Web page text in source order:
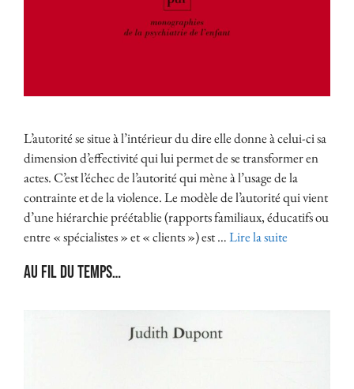
L’autorité se situe à l’intérieur du dire elle donne à celui-ci sa
dimension d’effectivité qui lui permet de se transformer en
actes. C’est l’échec de l’autorité qui mène à l’usage de la
contrainte et de la violence. Le modèle de l’autorité qui vient
d’une hiérarchie préétablie (rapports familiaux, éducatifs ou
entre « spécialistes » et « clients ») est …Lire la suite
Au fil du temps…